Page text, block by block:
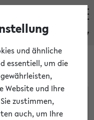
eKVV
und ähnliche
essentiell, um die
Website und Ihre
zustimmen,
auch, um Ihre